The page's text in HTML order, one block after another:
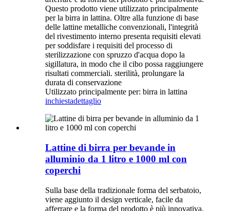
Questo prodotto viene utilizzato principalmente
per la birra in lattina. Oltre alla funzione di base
delle lattine metalliche convenzionali, l'integrità
del rivestimento interno presenta requisiti elevati
per soddisfare i requisiti del processo di
sterilizzazione con spruzzo d'acqua dopo la
sigillatura, in modo che il cibo possa raggiungere
risultati commerciali. sterilità, prolungare la
durata di conservazione
Utilizzato principalmente per: birra in lattina
inchiestadettaglio
Lattine di birra per bevande in
alluminio da 1 litro e 1000 ml con
coperchi
Sulla base della tradizionale forma del serbatoio,
viene aggiunto il design verticale, facile da
afferrare e la forma del prodotto è più innovativa.